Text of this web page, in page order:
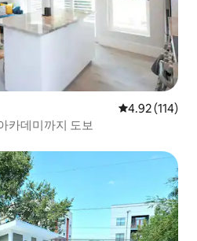
평점 4.92점(5
4.92 (114)
카데미까지 도보